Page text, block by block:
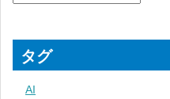
タグ
AI